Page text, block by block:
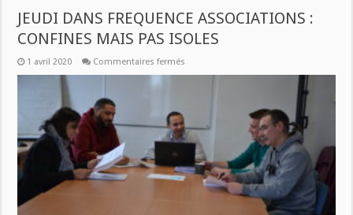
JEUDI DANS FREQUENCE ASSOCIATIONS :
CONFINES MAIS PAS ISOLES
1 avril 2020 Commentaires fermés
CONFINES
MAIS
PAS
ISOLES